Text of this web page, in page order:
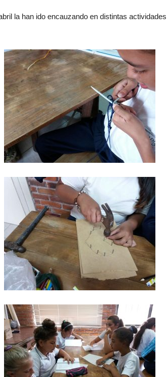
la han ido encauzando en distintas actividades